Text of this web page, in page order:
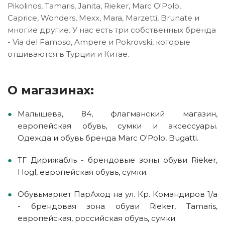
Pikolinos, Tamaris, Janita, Rieker, Marc O'Polo,
Caprice, Wonders, Mexx, Mara, Marzetti, Brunate и
многие другие. У нас есть три собственных бренда
- Via del Famoso, Ampere и Pokrovski, которые
отшиваются в Турции и Китае.
О магазинах:
Малышева, 84, флагманский магазин,
европейская обувь, сумки и аксессуары.
Одежда и обувь бренда Marc O'Polo, Bugatti.
ТГ Дирижабль - брендовые зоны обуви Rieker,
Hogl, европейская обувь, сумки.
Обувьмаркет ПарАход на ул. Кр. Командиров 1/а
- брендовая зона обуви Rieker, Tamaris,
европейская, российская обувь, сумки.